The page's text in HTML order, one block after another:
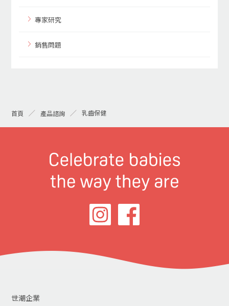
專家研究
銷售問題
首頁 產品諮詢 乳齒保健
世潮企業